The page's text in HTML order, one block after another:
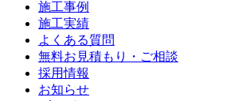
施工事例
施工実績
よくある質問
無料お見積もり・ご相談
採用情報
お知らせ